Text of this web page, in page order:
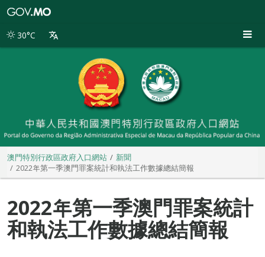
別
30°C
澳門特別行政區政府入口網站
新聞
2022年第一季澳門罪案統計和執法工作數據總結簡報
2022年第一季澳門罪案統計
和執法工作數據總結簡報